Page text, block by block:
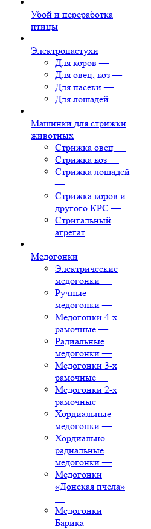
Убой и переработка
птицы
Электропастухи
Для коров —
Для овец, коз —
Для пасеки —
Для лошадей
Машинки для стрижки
животных
Стрижка овец —
Стрижка коз —
Стрижка лошадей
—
Стрижка коров и
другого КРС —
Стригальный
агрегат
Медогонки
Электрические
медогонки —
Ручные
медогонки —
Медогонки 4-х
рамочные —
Радиальные
медогонки —
Медогонки 3-х
рамочные —
Медогонки 2-х
рамочные —
Хордиальные
медогонки —
Хордиально-
радиальные
медогонки —
Медогонки
«Донская пчела»
—
Медогонки
Барика